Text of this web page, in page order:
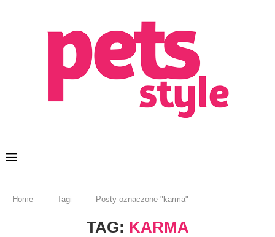
Home Tagi Posty oznaczone "karma"
TAG: KARMA